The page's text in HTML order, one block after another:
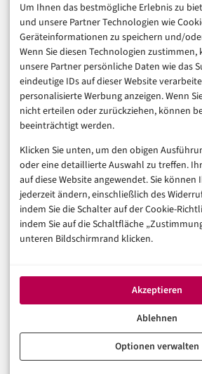
Um Ihnen das bestmögliche Erlebnis zu
und unsere Partner Technologien wie
Geräteinformationen zu speichern und/
Wenn Sie diesen Technologien
unsere Partner persönliche Daten wie das
eindeutige IDs auf dieser Website
personalisierte Werbung anzeigen. Wenn
nicht erteilen oder zurückziehen, können
beeinträchtigt werden.
Klicken Sie unten, um den obigen
oder eine detaillierte Auswahl zu treffen.
auf diese Website angewendet. Sie können
jederzeit ändern, einschließlich des
indem Sie die Schalter auf der Cookie-
indem Sie auf die Schaltfläche
unteren Bildschirmrand klicken.
Akzeptieren
Ablehnen
Optionen verwalten
Consumer & Digital Life
Marketing
Finanzen & FinTech
Business & Karriere
Sicherheit & Recht
Digitalisierung
Marketing
Magazin
Unsere Redaktion
Werbeformate & Media Kit
Rechtliches
Datenschutzerklärung (EU)
Cookie-Richtlinie (EU)